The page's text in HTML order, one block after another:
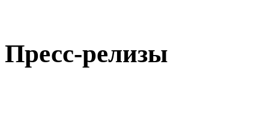
Пресс-релизы